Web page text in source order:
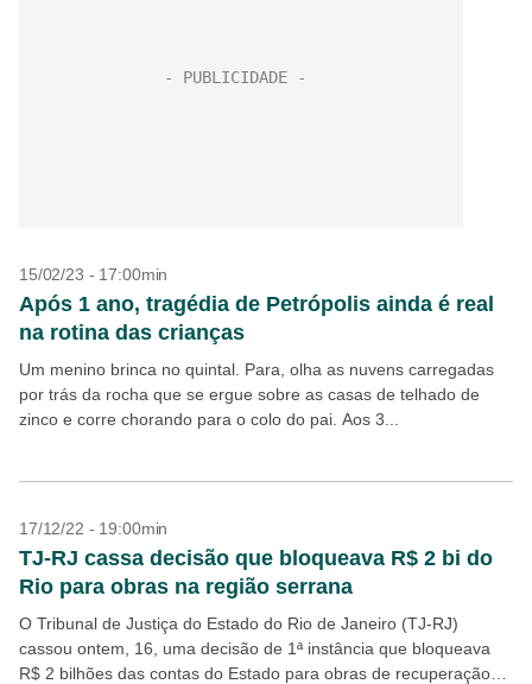
15/02/23 - 17:00min
Após 1 ano, tragédia de Petrópolis ainda é real
na rotina das crianças
Um menino brinca no quintal. Para, olha as nuvens carregadas
por trás da rocha que se ergue sobre as casas de telhado de
zinco e corre chorando para o colo do pai. Aos 3...
17/12/22 - 19:00min
TJ-RJ cassa decisão que bloqueava R$ 2 bi do
Rio para obras na região serrana
O Tribunal de Justiça do Estado do Rio de Janeiro (TJ-RJ)
cassou ontem, 16, uma decisão de 1ª instância que bloqueava
R$ 2 bilhões das contas do Estado para obras de recuperação